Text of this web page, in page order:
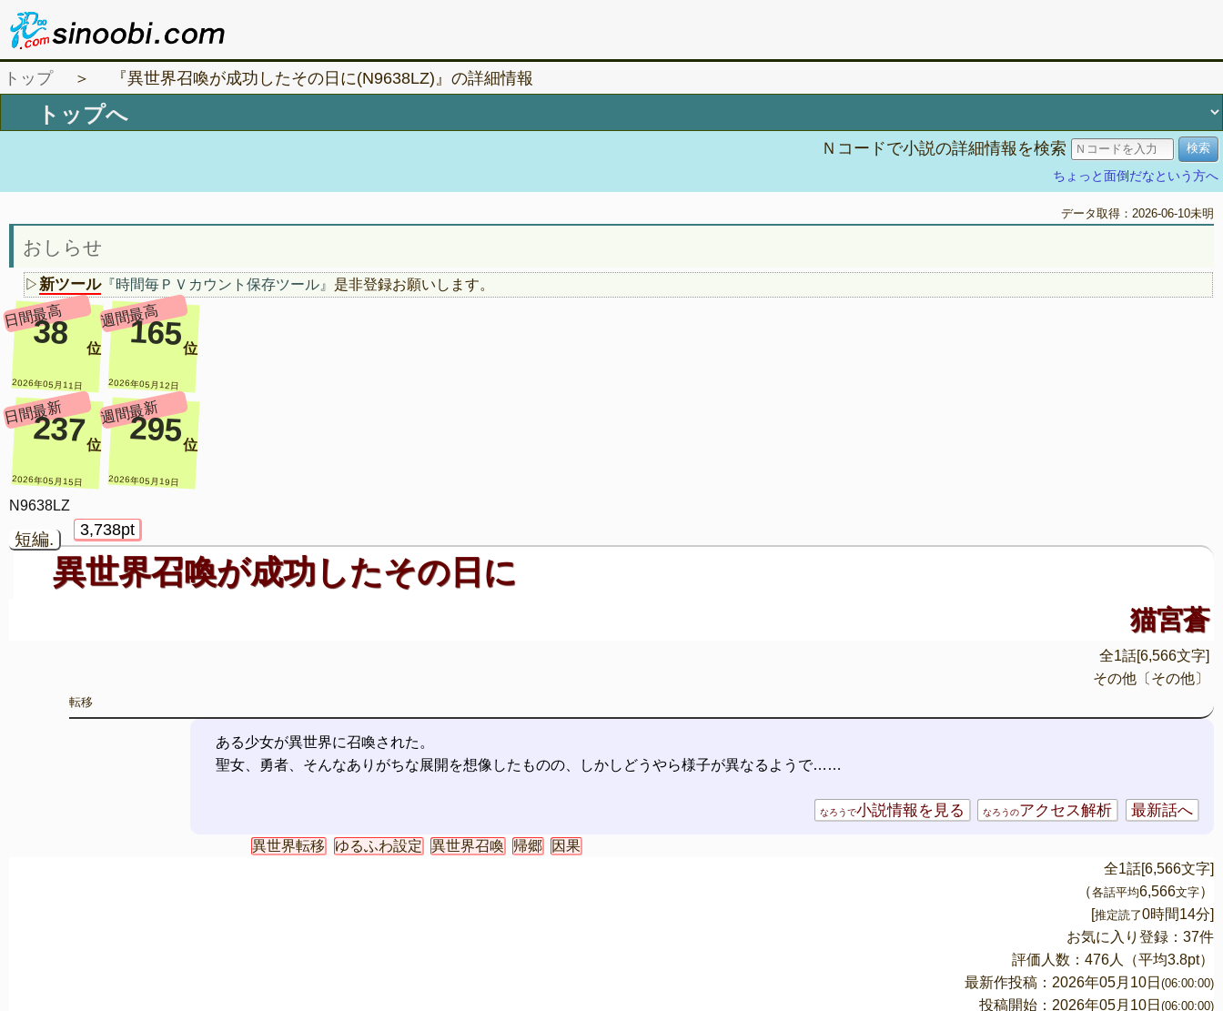
トップ＞ 『異世界召喚が成功したその日に(N9638LZ)』の詳細情報
Ｎコードで小説の詳細情報を検索
ちょっと面倒だなという方へ
データ取得：2026-06-10未明
おしらせ
▷新ツール『時間毎ＰＶカウント保存ツール』 是非登録お願いします。
日間最高
38 位
2026年05月11日
週間最高
165位
2026年05月12日
日間最新
237位
2026年05月15日
週間最新
295位
2026年05月19日
N9638LZ
3,738pt
短編.
異世界召喚が成功したその日に
猫宮蒼
全1話[6,566文字]
その他〔その他〕
転移
ある少女が異世界に召喚された。
聖女、勇者、そんなありがちな展開を想像したものの、しかしどうやら様子が異なるようで……
なろうで小説情報を見る なろうのアクセス解析 最新話へ
異世界転移 ゆるふわ設定 異世界召喚 帰郷
因果
全1話[6,566文字]
（各話平均6,566文字）
[推定読了0時間14分]
お気に入り登録：37件
評価人数： 476人（平均3.8pt）
最新作投稿：2026年05月10日 (06:00:00)
投稿開始：2026年05月10日 (06:00:00)